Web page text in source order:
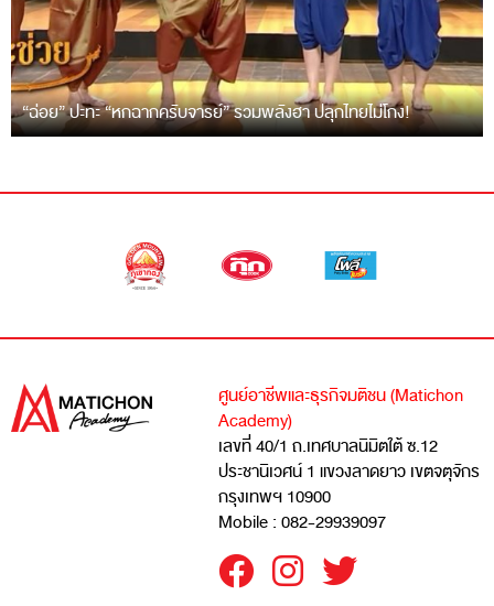
“ฉ่อย” ปะทะ “หกฉากครับจารย์” รวมพลังฮา ปลุกไทยไม่โกง!
ศูนย์อาชีพและธุรกิจมติชน (Matichon
Academy)
เลขที่ 40/1 ถ.เทศบาลนิมิตใต้ ซ.12
ประชานิเวศน์ 1 แขวงลาดยาว เขตจตุจักร
กรุงเทพฯ 10900
Mobile : 082-29939097